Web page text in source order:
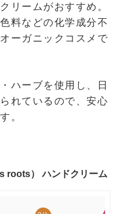
リームがおすすめ。
料などの化学成分不
ーガニックコスメで
ハーブを使用し、日
れているので、安心
。